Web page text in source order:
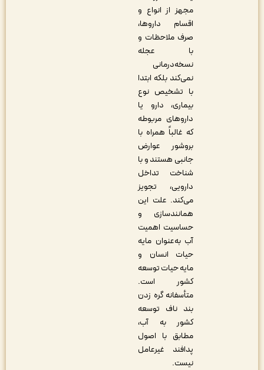
مجهز از انواع و
اقسام داروها،
صرف ملاحظات و
با عجله
نسخه‌درمانی
نمی‌کند بلکه ابتدا
با تشخیص نوع
بیماری، دارو یا
داروهای مربوطه
که غالباً همراه با
بروشور عوارض
جانبی هستند و با
شناخت تداخل
دارویی، تجویز
می‌کند. علت این
همانندسازی و
حساسیت اهمیت
آب به‌عنوان مایه
حیات انسان و
مایه حیات توسعه
کشور است.
متأسفانه گره زدن
بند ناف توسعه
کشور به آب،
مطابق با اصول
پدافند غیرعامل